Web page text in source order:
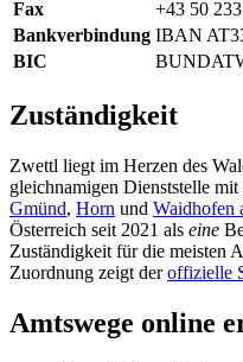
Fax
+43 50
Bankverbindung IBAN
BIC
Zuständigkeit
Zwettl liegt im Herzen des
gleichnamigen Dienststelle
Gmünd, Horn und Waidhofen
Österreich seit 2021 als eine
Zuständigkeit für die meisten
Zuordnung zeigt deroffizielle
Amtswege online